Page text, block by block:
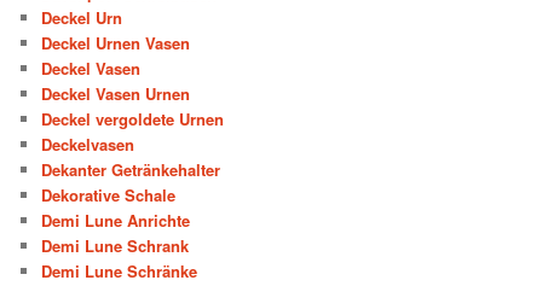
Deckel Urn
Deckel Urnen Vasen
Deckel Vasen
Deckel Vasen Urnen
Deckel vergoldete Urnen
Deckelvasen
Dekanter Getränkehalter
Dekorative Schale
Demi Lune Anrichte
Demi Lune Schrank
Demi Lune Schränke